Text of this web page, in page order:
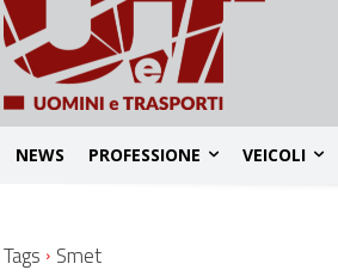
NEWS PROFESSIONE VEICOLI
Tags Smet